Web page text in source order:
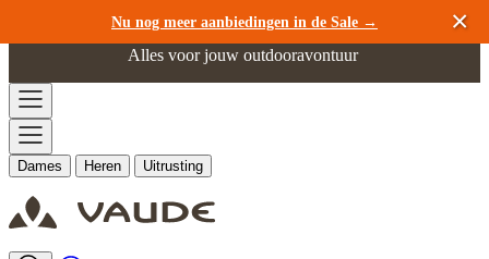
Nu nog meer aanbiedingen in de Sale →
Ga naar de inhoud
Alles voor jouw outdooravontuur
Dames Heren Uitrusting